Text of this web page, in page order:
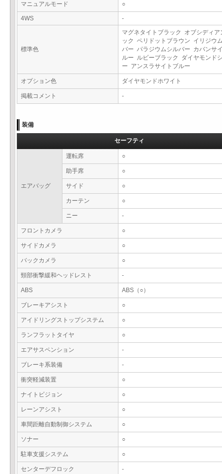
マニュアルモード
○
4WS -
標準色
マグネタイトブラック オブシディア
ック ペリドットブラウン イリジウ
バー パラジウムシルバー カバンサ
ルー ルビーブラック ダイヤモンド
ー アンスラサイトブルー
オプション色 ダイヤモンドホワイト
掲載コメント -
装備
セーフティ
エアバッグ
運転席 ○
助手席 ○
サイド ○
カーテン ○
ニー -
フロントカメラ ○
サイドカメラ ○
バックカメラ ○
頸部衝撃緩和ヘッドレスト -
ABS ABS（○）
ブレーキアシスト ○
アイドリングストップシステム ○
ランフラットタイヤ ○
エアサスペンション -
ブレーキ系装備 -
衝突軽減装置 ○
ナイトビジョン ○
レーンアシスト ○
車間距離自動制御システム ○
ソナー ○
駐車支援システム ○
センターデフロック -